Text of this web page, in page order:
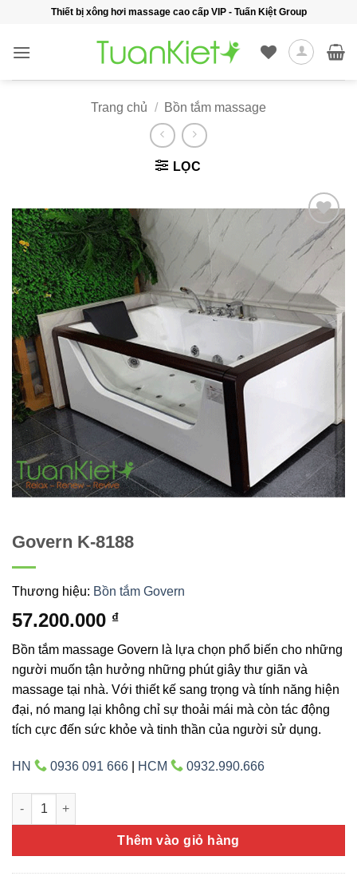
nội
Thiết bị xông hơi massage cao cấp VIP - Tuấn Kiệt Group
Trang chủ / Bồn tắm massage
LỌC
Add to
wishlist
Govern K-8188
Thương hiệu: Bồn tắm Govern
57.200.000 ₫
Bồn tắm massage Govern là lựa chọn phổ biến cho những
người muốn tận hưởng những phút giây thư giãn và
massage tại nhà. Với thiết kế sang trọng và tính năng hiện
đại, nó mang lại không chỉ sự thoải mái mà còn tác động
tích cực đến sức khỏe và tinh thần của người sử dụng.
HN 0936 091 666 HCM 0932.990.666
Govern K-8188 số lượng
Thêm vào giỏ hàng